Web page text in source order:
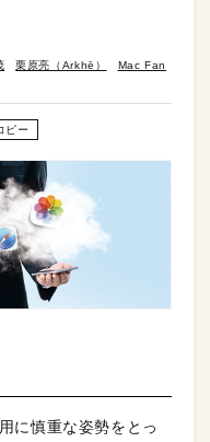
栗原亮（Arkhē）
Mac Fan
ピー
に慎重な姿勢をとっ